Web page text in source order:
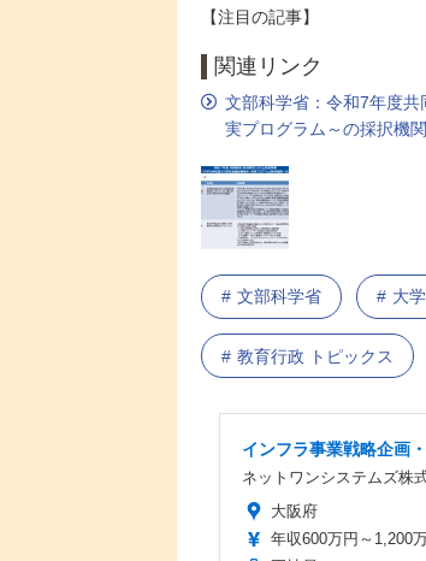
【注目の記事】
関連リンク
文部科学省：令和7年度
実プログラム～の採択機
文部科学省 大学
教育行政 トピックス
インフラ事業戦略企画
ネットワンシステムズ株
大阪府
年収600万円～1,200